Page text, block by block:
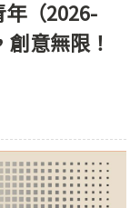
年（2026-
意無限！